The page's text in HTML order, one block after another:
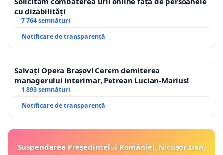
cu dizabilități
7 764 semnături
Notificare de transparență
Salvați Opera Brașov! Cerem demiterea
managerului interimar, Petrean Lucian-Marius!
1 893 semnături
Notificare de transparență
Suspendarea Președintelui României, Nicușor Dan,